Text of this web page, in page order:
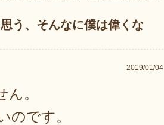
う、そんなに僕は偉くな
2019/01/04
。
のです。